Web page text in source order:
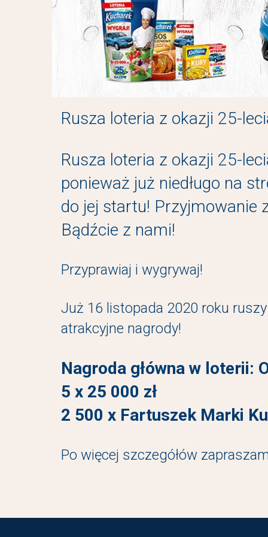
Rusza loteria z okazji 25-
Rusza loteria z okazji 25-
ponieważ już niedługo na
do jej startu! Przyjmowanie
Bądźcie z nami!
Przyprawiaj i wygrywaj!
Już 16 listopada 2020 roku
atrakcyjne nagrody!
Nagroda główna w loterii:
5 x 25 000 zł
2 500 x Fartuszek Marki
Po więcej szczegółów